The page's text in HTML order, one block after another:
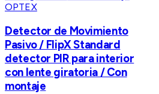
OPTEX
Detector de Movimiento
Pasivo / FlipX Standard
detector PIR para interior
con lente giratoria / Con
montaje